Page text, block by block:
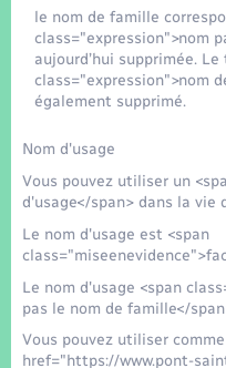
le nom de famille
class="expression">nom
aujourd’hui supprimée.
class="expression">nom
également supprimé.
Nom d'usage
Vous pouvez utiliser un
d'usage</span> dans la vie
Le nom d'usage est <span
Le nom d'usage <span
pas le nom de famille</
Vous pouvez utiliser
href="https://www.pont-